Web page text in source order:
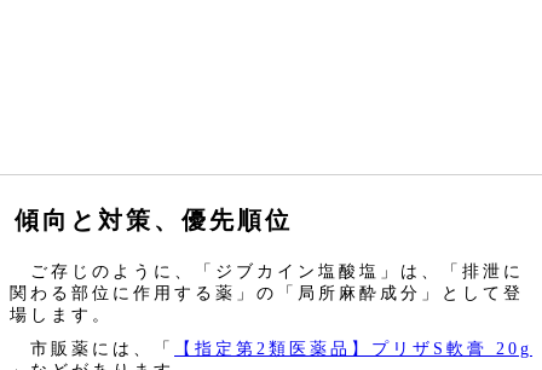
傾向と対策、優先順位
ご存じのように、「ジブカイン塩酸塩」は、「排泄に
関わる部位に作用する薬」の「局所麻酔成分」として登
場します。
市販薬には、「
【指定第2類医薬品】プリザS軟膏 20g